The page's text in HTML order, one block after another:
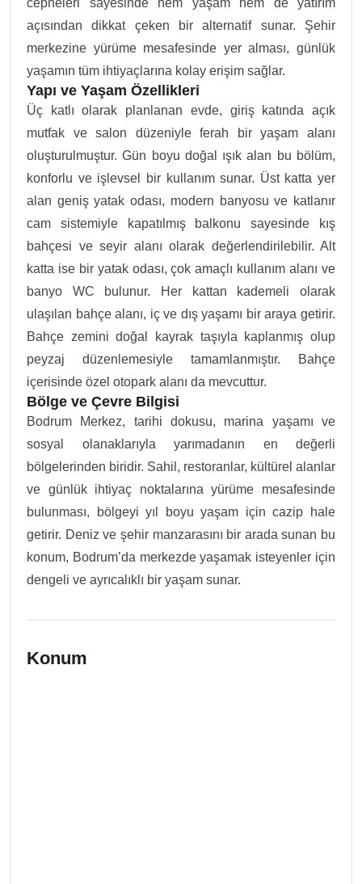
cepheleri sayesinde hem yaşam hem de yatırım
açısından dikkat çeken bir alternatif sunar. Şehir
merkezine yürüme mesafesinde yer alması, günlük
yaşamın tüm ihtiyaçlarına kolay erişim sağlar.
Yapı ve Yaşam Özellikleri
Üç katlı olarak planlanan evde, giriş katında açık
mutfak ve salon düzeniyle ferah bir yaşam alanı
oluşturulmuştur. Gün boyu doğal ışık alan bu bölüm,
konforlu ve işlevsel bir kullanım sunar. Üst katta yer
alan geniş yatak odası, modern banyosu ve katlanır
cam sistemiyle kapatılmış balkonu sayesinde kış
bahçesi ve seyir alanı olarak değerlendirilebilir. Alt
katta ise bir yatak odası, çok amaçlı kullanım alanı ve
banyo WC bulunur. Her kattan kademeli olarak
ulaşılan bahçe alanı, iç ve dış yaşamı bir araya getirir.
Bahçe zemini doğal kayrak taşıyla kaplanmış olup
peyzaj düzenlemesiyle tamamlanmıştır. Bahçe
içerisinde özel otopark alanı da mevcuttur.
Bölge ve Çevre Bilgisi
Bodrum Merkez, tarihi dokusu, marina yaşamı ve
sosyal olanaklarıyla yarımadanın en değerli
bölgelerinden biridir. Sahil, restoranlar, kültürel alanlar
ve günlük ihtiyaç noktalarına yürüme mesafesinde
bulunması, bölgeyi yıl boyu yaşam için cazip hale
getirir. Deniz ve şehir manzarasını bir arada sunan bu
konum, Bodrum’da merkezde yaşamak isteyenler için
dengeli ve ayrıcalıklı bir yaşam sunar.
Konum